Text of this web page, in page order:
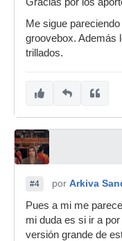
Me sigue
groovebox. Además
trillados.
#4 por Arkiva
Pues a mi me
mi duda es si ir a
versión grande de